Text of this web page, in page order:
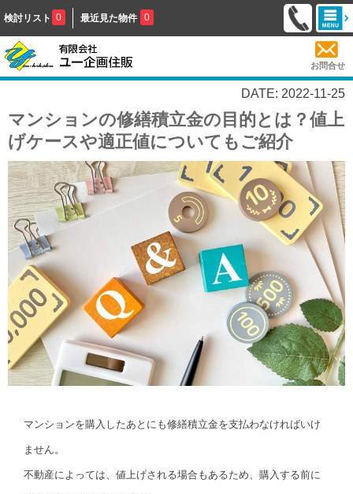
検討リスト 0 最近見た物件 0
お問合せ
DATE: 2022-11-25
マンションの修繕積立金の目的とは？値上
げケースや適正値についてもご紹介
マンションを購入したあとにも修繕積立金を支払わなければいけ
ません。
不動産によっては、値上げされる場合もあるため、購入する前に